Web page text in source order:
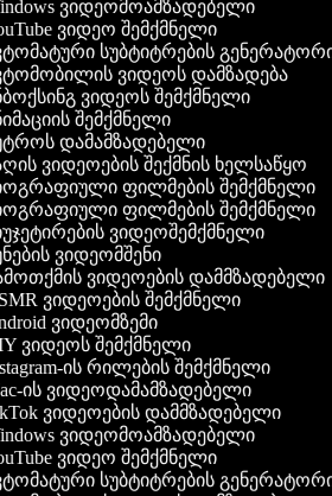
ვიდეომოამზადებელი
ვიდეო შემქმნელი
სუბტიტრების გენერატორი
ვიდეოს დამზადება
ვიდეოს შემქმნელი
შემქმნელი
დამამზადებელი
ვიდეოების შექმნის ხელსაწყო
ფილმების შემქმნელი
ფილმების შემქმნელი
ვიდეოშემქმნელი
ვიდეომშენი
ვიდეოების დამმზადებელი
ვიდეოების შემქმნელი
ვიდეომზემი
ვიდეოს შემქმნელი
ის რილების შემქმნელი
ის ვიდეოდამამზადებელი
ვიდეოების დამმზადებელი
ვიდეომოამზადებელი
ვიდეო შემქმნელი
სუბტიტრების გენერატორი